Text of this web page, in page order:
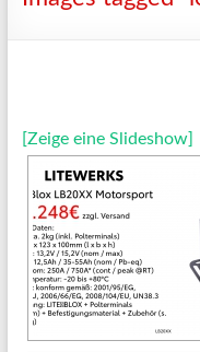
[Zeige eine Slideshow]